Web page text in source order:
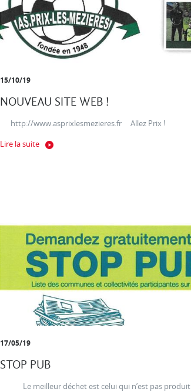
15/10/19
NOUVEAU SITE WEB !
http://www.asprixlesmezieres.fr Allez Prix !
Lire la suite
17/05/19
STOP PUB
Le meilleur déchet est celui qui n’est pas produit